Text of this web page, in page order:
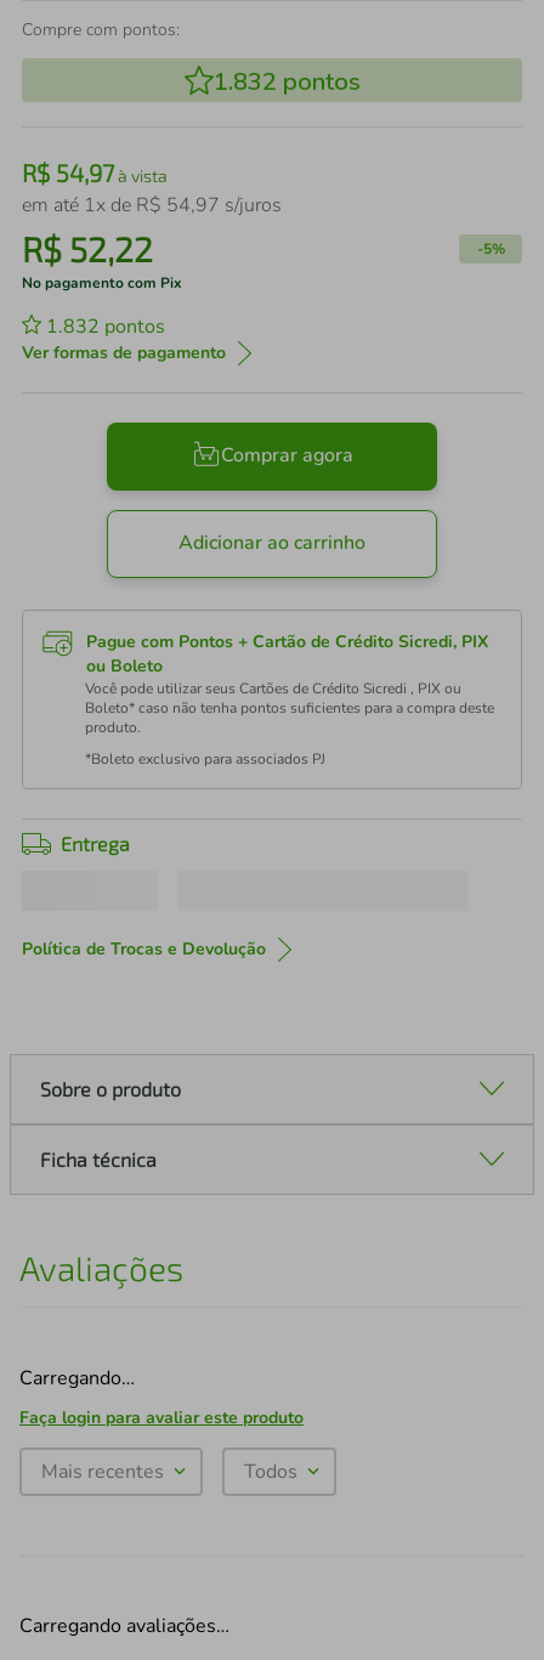
Compre com pontos:
1.832 pontos
R$ 54,97à vista
em até 1x de R$ 54,97 s/juros
R$ 52,22 -5%
No pagamento com Pix
1.832 pontos
Ver formas de pagamento
Comprar agora
Adicionar ao carrinho
Pague com Pontos + Cartão de Crédito Sicredi, PIX
ou Boleto
Você pode utilizar seus Cartões de Crédito Sicredi , PIX ou
Boleto* caso não tenha pontos suficientes para a compra deste
produto.
*Boleto exclusivo para associados PJ
Entrega
Política de Trocas e Devolução
Sobre o produto
Ficha técnica
Avaliações
Carregando…
Faça login para avaliar este produto
Mais recentes Todos
Carregando avaliações…